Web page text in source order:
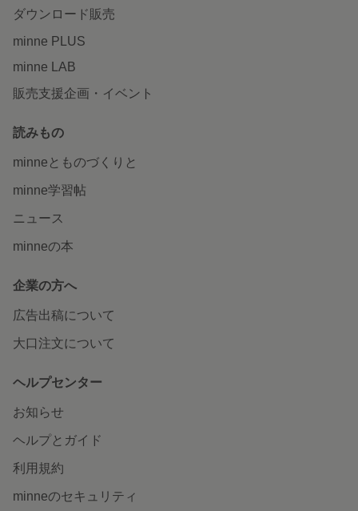
ダウンロード販売
minne PLUS
minne LAB
販売支援企画・イベント
読みもの
minneとものづくりと
minne学習帖
ニュース
minneの本
企業の方へ
広告出稿について
大口注文について
ヘルプセンター
お知らせ
ヘルプとガイド
利用規約
minneのセキュリティ